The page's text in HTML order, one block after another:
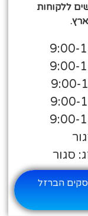
ללקוחות
סגור
הברזל